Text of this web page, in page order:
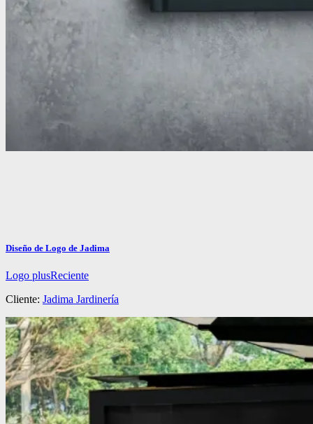
Diseño de Logo de Jadima
Logo plusReciente
Cliente: Jadima Jardinería